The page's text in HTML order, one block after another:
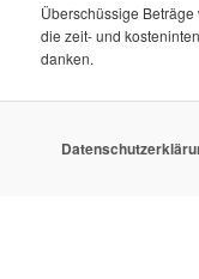
Überschüssige
die zeit- und
danken.